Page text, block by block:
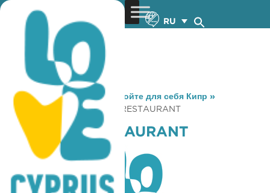
RU
You are here: Home »Откройте для себя Кипр »
Gastronomy
» ARMENAKI RESTAURANT
ARMENAKI RESTAURANT